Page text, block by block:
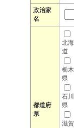
政治家
名
都道府
県
北海
道
栃木
県
石川
県
滋賀